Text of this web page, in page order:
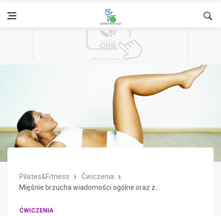
Pilates&Fitness
Ćwiczenia
Mięśnie brzucha wiadomości ogólne oraz z...
ĆWICZENIA